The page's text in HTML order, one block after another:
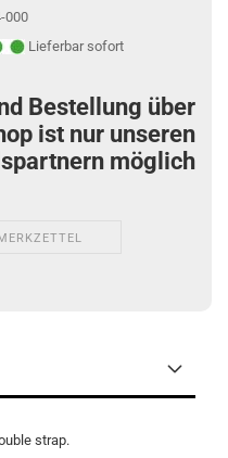
000
Lieferbar sofort
Bestellung über
ist nur unseren
möglich
strap.